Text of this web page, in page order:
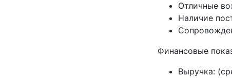
Отличные
Наличие
Финансовые
Выручка: